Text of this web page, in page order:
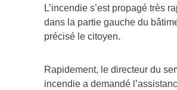
L’incendie s’est propagé très
dans la partie gauche du
précisé le citoyen.
Rapidement, le directeur du
incendie a demandé